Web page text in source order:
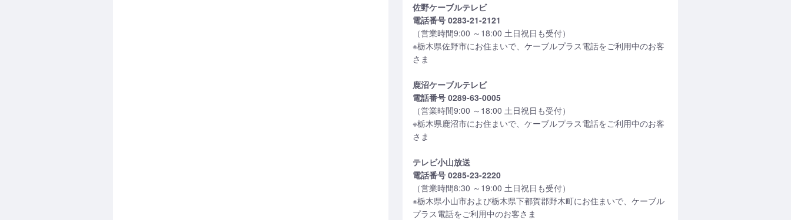
佐野ケーブルテレビ
電話番号 0283-21-2121
（営業時間9:00 ～18:00 土日祝日も受付）
※栃木県佐野市にお住まいで、ケーブルプラス電話をご利用中のお客
さま
鹿沼ケーブルテレビ
電話番号 0289-63-0005
（営業時間9:00 ～18:00 土日祝日も受付）
※栃木県鹿沼市にお住まいで、ケーブルプラス電話をご利用中のお客
さま
テレビ小山放送
電話番号 0285-23-2220
（営業時間8:30 ～19:00 土日祝日も受付）
※栃木県小山市および栃木県下都賀郡野木町にお住まいで、ケーブル
プラス電話をご利用中のお客さま